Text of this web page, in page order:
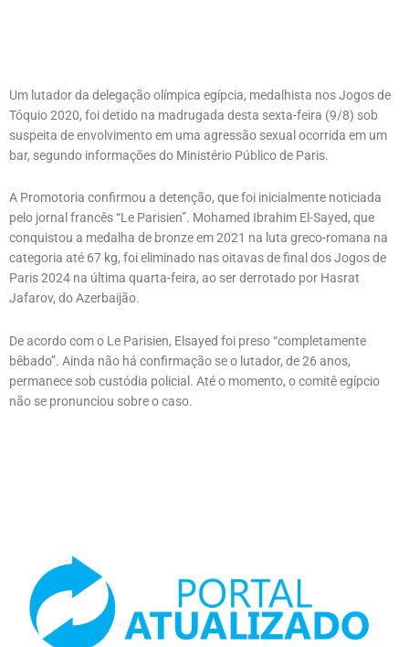
Um lutador da delegação olímpica egípcia, medalhista nos Jogos de
Tóquio 2020, foi detido na madrugada desta sexta-feira (9/8) sob
suspeita de envolvimento em uma agressão sexual ocorrida em um
bar, segundo informações do Ministério Público de Paris.
A Promotoria confirmou a detenção, que foi inicialmente noticiada
pelo jornal francês “Le Parisien”. Mohamed Ibrahim El-Sayed, que
conquistou a medalha de bronze em 2021 na luta greco-romana na
categoria até 67 kg, foi eliminado nas oitavas de final dos Jogos de
Paris 2024 na última quarta-feira, ao ser derrotado por Hasrat
Jafarov, do Azerbaijão.
De acordo com o Le Parisien, Elsayed foi preso “completamente
bêbado”. Ainda não há confirmação se o lutador, de 26 anos,
permanece sob custódia policial. Até o momento, o comitê egípcio
não se pronunciou sobre o caso.